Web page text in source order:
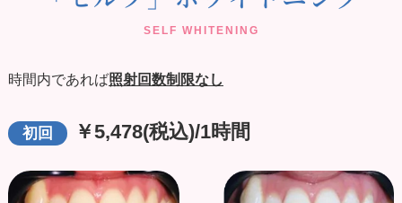
時間内であれば照射回数制限なし
初回 ￥5,478(税込)/1時間